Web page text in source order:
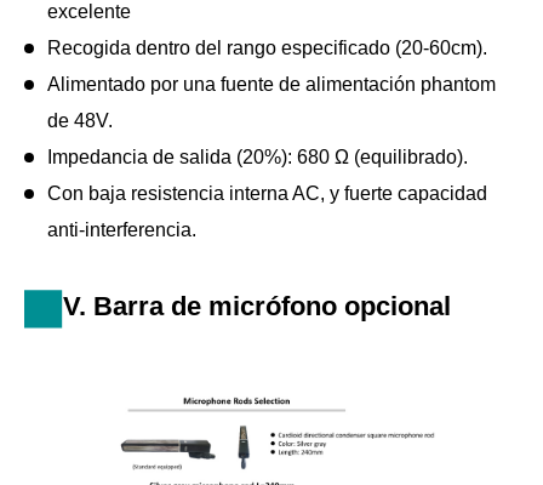
excelente
Recogida dentro del rango especificado (20-60cm).
Alimentado por una fuente de alimentación phantom
de 48V.
Impedancia de salida (20%): 680 Ω (equilibrado).
Con baja resistencia interna AC, y fuerte capacidad
anti-interferencia.
V. Barra de micrófono opcional